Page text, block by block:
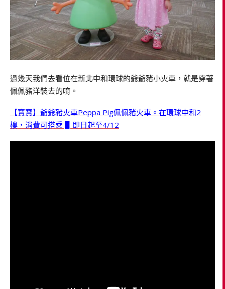
過幾天我們去看位在新北中和環球的爺爺豬小火車，就是穿著
佩佩豬洋裝去的唷。
【寶寶】爺爺豬火車Peppa Pig佩佩豬火車。在環球中和2
樓，消費可搭乘 ▋即日起至4/12